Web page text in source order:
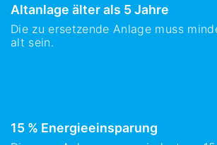
Altanlage älter als 5 Jahre
Die zu ersetzende Anlage muss
alt sein.
15 % Energieeinsparung